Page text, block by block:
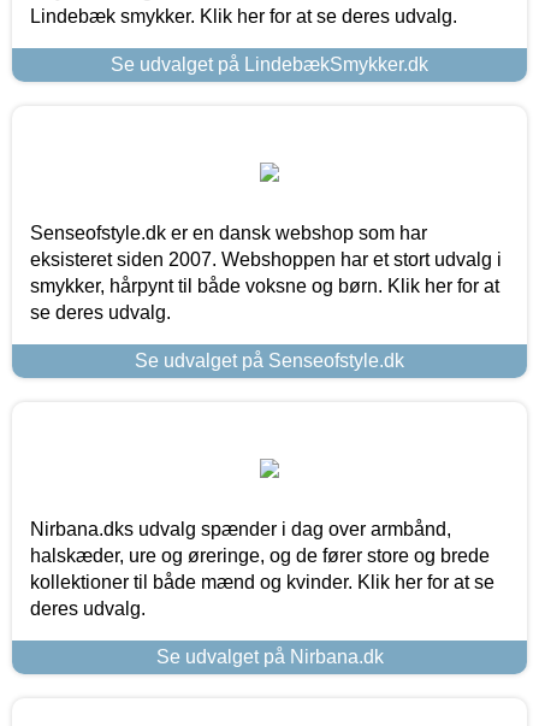
Lindebæk smykker. Klik her for at se deres udvalg.
Se udvalget på LindebækSmykker.dk
Senseofstyle.dk er en dansk webshop som har
eksisteret siden 2007. Webshoppen har et stort udvalg i
smykker, hårpynt til både voksne og børn. Klik her for at
se deres udvalg.
Se udvalget på Senseofstyle.dk
Nirbana.dks udvalg spænder i dag over armbånd,
halskæder, ure og øreringe, og de fører store og brede
kollektioner til både mænd og kvinder. Klik her for at se
deres udvalg.
Se udvalget på Nirbana.dk